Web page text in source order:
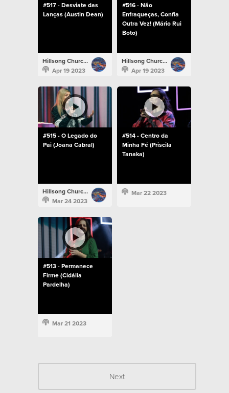
#517 - Desviate das
Lanças (Austin Dean)
Hillsong Church Portugal
Apr 19 2023
#516 - Não
Enfraqueças, Confia
Outra Vez! (Mário Rui
Boto)
Hillsong Church Portugal
Apr 19 2023
#515 - O Legado do
Pai (Joana Cabral)
Hillsong Church Portugal
Mar 24 2023
#514 - Centro da
Minha Fé (Priscila
Tanaka)
Mar 22 2023
#513 - Permanece
Firme (Cidália
Pardelha)
Mar 21 2023
Next